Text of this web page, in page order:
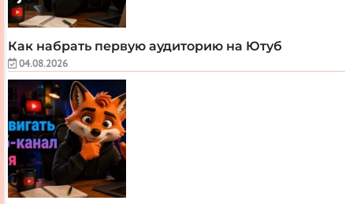
Как набрать первую аудиторию на Ютуб
04.08.2026